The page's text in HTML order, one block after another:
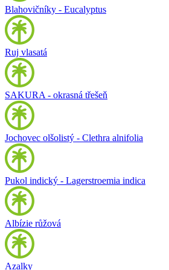
Blahovičníky - Eucalyptus
Ruj vlasatá
SAKURA - okrasná třešeň
Jochovec olšolistý - Clethra alnifolia
Pukol indický - Lagerstroemia indica
Albízie růžová
Azalky